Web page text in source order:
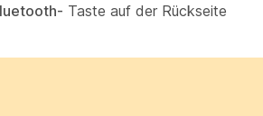
Taste auf der Rückseite